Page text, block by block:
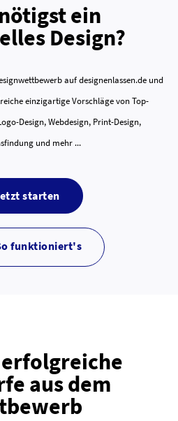
ein
Design?
auf designenlassen.de und
einzigartige Vorschläge von Top-
Design, Webdesign, Print-Design,
und mehr ...
Jetzt starten
funktioniert's
aus dem